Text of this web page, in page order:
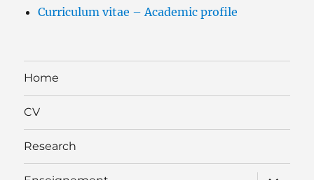
Curriculum vitae – Academic profile
Home
CV
Research
expand